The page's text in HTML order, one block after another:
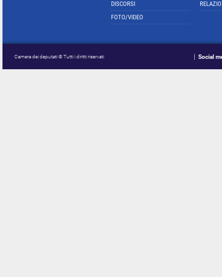
DISCORSI
FOTO/VIDEO
Camera dei deputati © Tutti i diritti riservati Social